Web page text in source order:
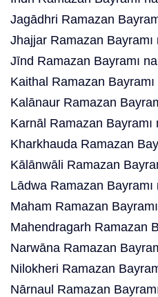
Jagādhri Ramazan
Jhajjar Ramazan
Jīnd Ramazan Bayramı
Kaithal Ramazan
Kalānaur Ramazan
Karnāl Ramazan Bayramı
Kharkhauda Ramazan
Kālānwāli Ramazan
Lādwa Ramazan
Maham Ramazan
Mahendragarh Ramazan
Narwāna Ramazan
Nilokheri Ramazan
Nārnaul Ramazan